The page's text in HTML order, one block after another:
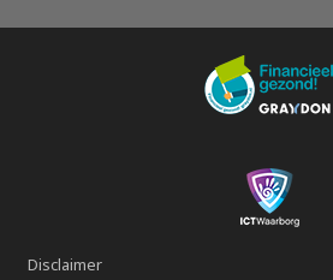
Disclaimer